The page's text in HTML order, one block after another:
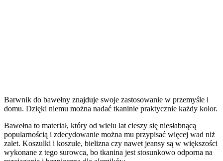
Barwnik do bawełny znajduje swoje zastosowanie w przemyśle i
domu. Dzięki niemu można nadać tkaninie praktycznie każdy kolor.
Bawełna to materiał, który od wielu lat cieszy się niesłabnącą
popularnością i zdecydowanie można mu przypisać więcej wad niż
zalet. Koszulki i koszule, bielizna czy nawet jeansy są w większości
wykonane z tego surowca, bo tkanina jest stosunkowo odporna na